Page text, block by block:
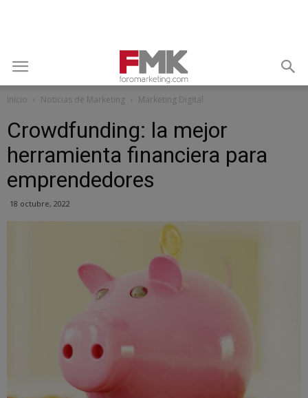
Inicio Noticias de Marketing Marketing Digital
Crowdfunding: la mejor
herramienta financiera para
emprendedores
18 octubre, 2022